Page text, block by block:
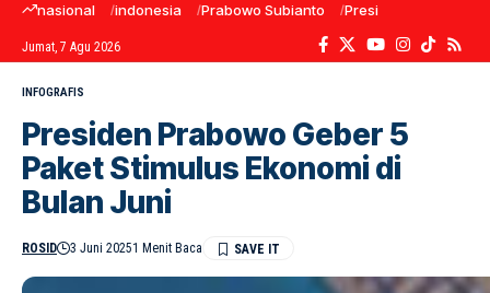
nasional indonesia Prabowo Subianto Presiden Prabowo
Jumat, 7 Agu 2026
INFOGRAFIS
Presiden Prabowo Geber 5
Paket Stimulus Ekonomi di
Bulan Juni
ROSID 3 Juni 20251 Menit Baca